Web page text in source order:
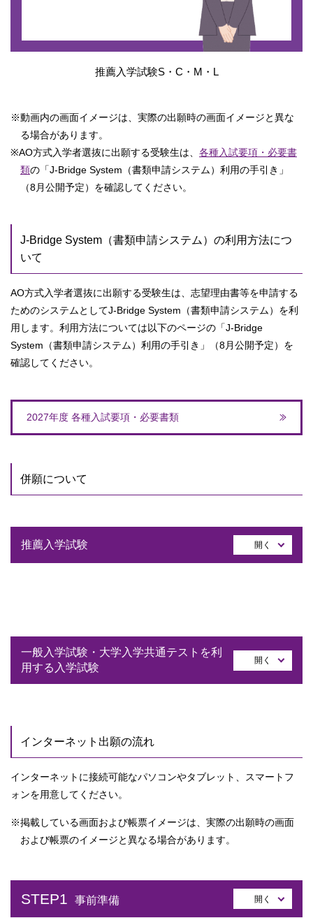
推薦入学試験S・C・M・L
※動画内の画面イメージは、実際の出願時の画面イメージと異な
る場合があります。
※AO方式入学者選抜に出願する受験生は、 各種入試要項・必要書
類の「J-Bridge System（書類申請システム）利用の手引き」
（8月公開予定） を確認してください。
J-Bridge System（書類申請システム）の利用方法につ
いて
AO方式入学者選抜に出願する受験生は、志望理由書等を申請する
ためのシステムとしてJ-Bridge System（書類申請システム）を利
用します。利用方法については以下のページの 「J-Bridge
System（書類申請システム）利用の手引き」
（8月公開予定） を
確認してください。
2027年度 各種入試要項・必要書類
併願について
推薦入学試験 開く
一般入学試験・大学入学共通テストを利
用する入学試験
開く
インターネット出願の流れ
インターネットに接続可能なパソコンやタブレット、スマートフ
ォンを用意してください。
※掲載している画面および帳票イメージは、実際の出願時の画面
および帳票のイメージと異なる場合があります。
STEP1 事前準備 開く